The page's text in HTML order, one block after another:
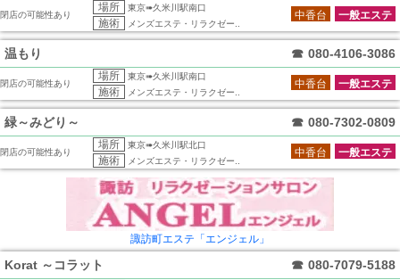
閉店の可能性あり
場所 東京➠久米川駅南口
施術 メンズエステ・リラクゼー..
一般エステ
中香台
温もり ☎ 080-4106-3086
閉店の可能性あり
場所 東京➠久米川駅南口
施術 メンズエステ・リラクゼー..
一般エステ
中香台
緑～みどり～ ☎ 080-7302-0809
閉店の可能性あり
場所 東京➠久米川駅北口
施術 メンズエステ・リラクゼー..
一般エステ
中香台
諏訪町エステ「エンジェル」
Korat ～コラット ☎ 080-7079-5188